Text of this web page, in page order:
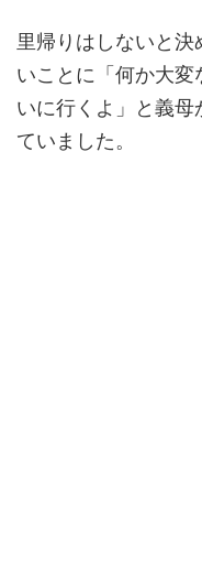
里帰りはしないと
いことに「何か大
いに行くよ」と義母
ていました。